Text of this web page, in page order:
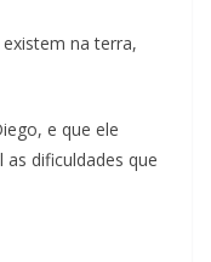
na terra,
e que ele
dificuldades que